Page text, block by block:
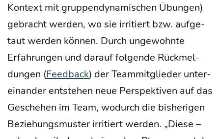
Kon­text mit grup­pen­dy­na­mi­schen Übun­gen)
gebracht wer­den, wo sie irri­tiert bzw. auf­ge­
taut wer­den kön­nen. Durch unge­wohn­te
Erfah­run­gen und dar­auf fol­gen­de Rück­mel­
dun­gen (Feed­back) der Team­mit­glie­der unter­
ein­an­der ent­ste­hen neue Per­spek­ti­ven auf das
Gesche­hen im Team, wodurch die bis­he­ri­gen
Bezie­hungs­mus­ter irri­tiert wer­den. „Die­se –